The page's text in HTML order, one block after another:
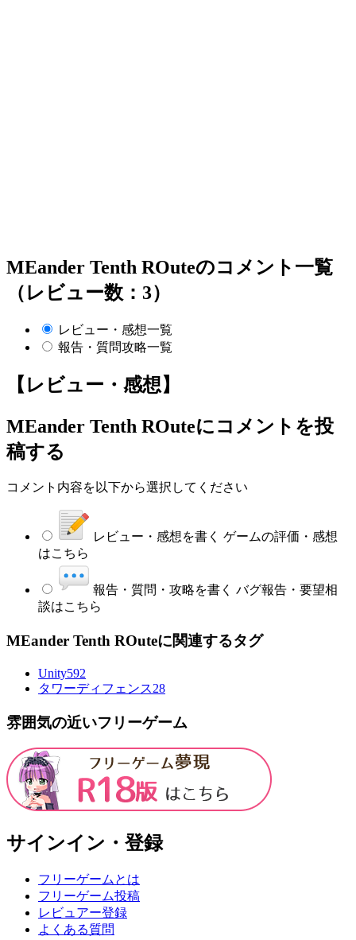
MEander Tenth ROuteのコメント一覧
（レビュー数：3）
レビュー・感想一覧
報告・質問攻略一覧
【レビュー・感想】
MEander Tenth ROuteにコメントを投
稿する
コメント内容を以下から選択してください
レビュー・感想を書く ゲームの評価・感想
はこちら
報告・質問・攻略を書く バグ報告・要望相
談はこちら
MEander Tenth ROuteに関連するタグ
Unity592
タワーディフェンス28
雰囲気の近いフリーゲーム
サインイン・登録
フリーゲームとは
フリーゲーム投稿
レビュアー登録
よくある質問